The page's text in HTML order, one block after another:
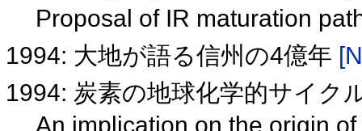
Proposal of IR maturation
1994: 大地が語る信州の4億年
1994: 炭素の地球化学的サイク
An implication on the origin